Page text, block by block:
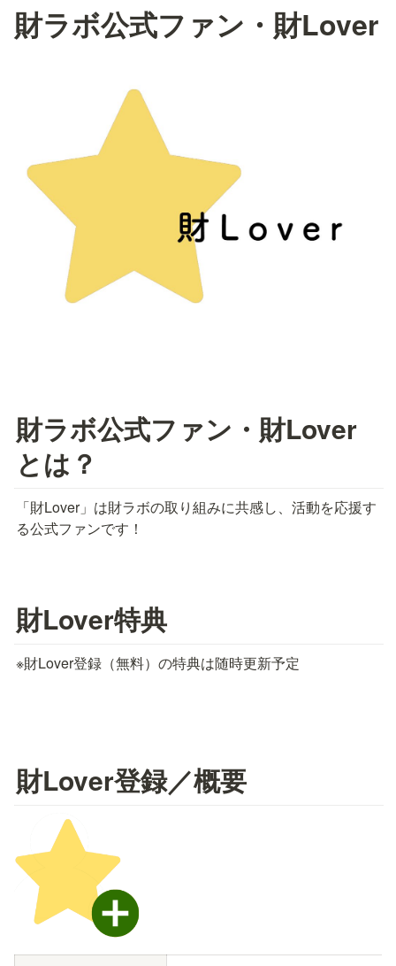
財ラボ公式ファン・財Lover
財ラボ公式ファン・財Lover
とは？
「財Lover」は財ラボの取り組みに共感し、活動を応援す
る公式ファンです！
財Lover特典
※財Lover登録（無料）の特典は随時更新予定
財Lover登録／概要